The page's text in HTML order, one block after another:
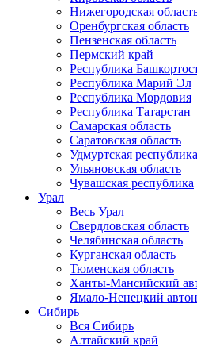
Нижегородская
Оренбургская область
Пензенская область
Пермский край
Республика
Республика Марий Эл
Республика Мордовия
Республика Татарстан
Самарская область
Саратовская область
Удмуртская республика
Ульяновская область
Чувашская республика
Урал
Весь Урал
Свердловская область
Челябинская область
Курганская область
Тюменская область
Ханты-Мансийский
Ямало-Ненецкий
Сибирь
Вся Сибирь
Алтайский край